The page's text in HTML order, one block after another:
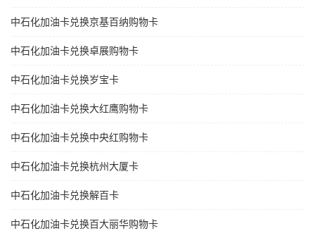
中石化加油卡兑换京基百纳购物卡
中石化加油卡兑换卓展购物卡
中石化加油卡兑换岁宝卡
中石化加油卡兑换大红鹰购物卡
中石化加油卡兑换中央红购物卡
中石化加油卡兑换杭州大厦卡
中石化加油卡兑换解百卡
中石化加油卡兑换百大丽华购物卡